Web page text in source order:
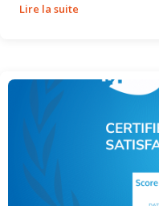
Lire la suite